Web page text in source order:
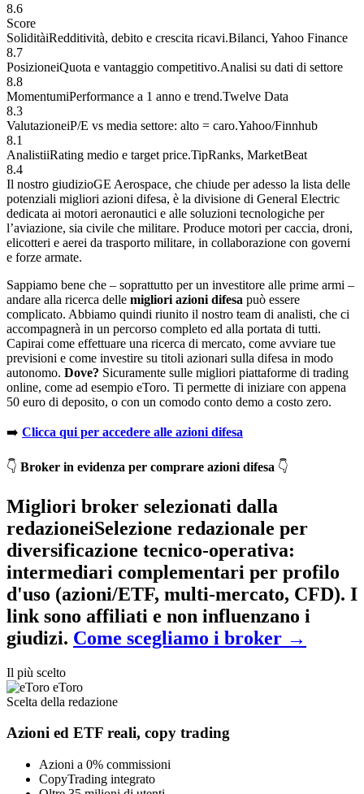
8.6
Score
SoliditàiRedditività, debito e crescita ricavi.Bilanci, Yahoo Finance
8.7
PosizioneiQuota e vantaggio competitivo.Analisi su dati di settore
8.8
MomentumiPerformance a 1 anno e trend.Twelve Data
8.3
ValutazioneiP/E vs media settore: alto = caro.Yahoo/Finnhub
8.1
AnalistiiRating medio e target price.TipRanks, MarketBeat
8.4
Il nostro giudizioGE Aerospace, che chiude per adesso la lista delle
potenziali migliori azioni difesa, è la divisione di General Electric
dedicata ai motori aeronautici e alle soluzioni tecnologiche per
l’aviazione, sia civile che militare. Produce motori per caccia, droni,
elicotteri e aerei da trasporto militare, in collaborazione con governi
e forze armate.
Sappiamo bene che – soprattutto per un investitore alle prime armi –
andare alla ricerca delle migliori azioni difesa può essere
complicato. Abbiamo quindi riunito il nostro team di analisti, che ci
accompagnerà in un percorso completo ed alla portata di tutti.
Capirai come effettuare una ricerca di mercato, come avviare tue
previsioni e come investire su titoli azionari sulla difesa in modo
autonomo. Dove? Sicuramente sulle migliori piattaforme di trading
online, come ad esempio eToro. Ti permette di iniziare con appena
50 euro di deposito, o con un comodo conto demo a costo zero.
➡️ Clicca qui per accedere alle azioni difesa
👇 Broker in evidenza per comprare azioni difesa 👇
Migliori broker selezionati dalla
redazioneiSelezione redazionale per
diversificazione tecnico-operativa:
intermediari complementari per profilo
d'uso (azioni/ETF, multi-mercato, CFD). I
link sono affiliati e non influenzano i
giudizi. Come scegliamo i broker →
Il più scelto
eToro
Scelta della redazione
Azioni ed ETF reali, copy trading
Azioni a 0% commissioni
CopyTrading integrato